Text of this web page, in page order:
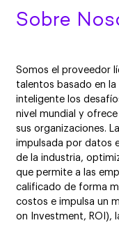
Sobre
Somos el proveedor
talentos basado en la
inteligente los
nivel mundial y
sus organizaciones.
impulsada por datos
de la industria,
que permite a las
calificado de forma
costos e impulsa un
on Investment, ROI),